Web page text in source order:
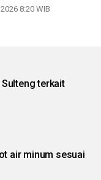
8:20 WIB
terkait
air minum sesuai